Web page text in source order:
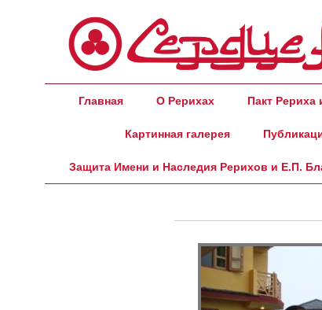
Главная О Рерихах Пакт Рериха
Картинная галерея
Защита Имени и Наследия Рерихов и Е.П.